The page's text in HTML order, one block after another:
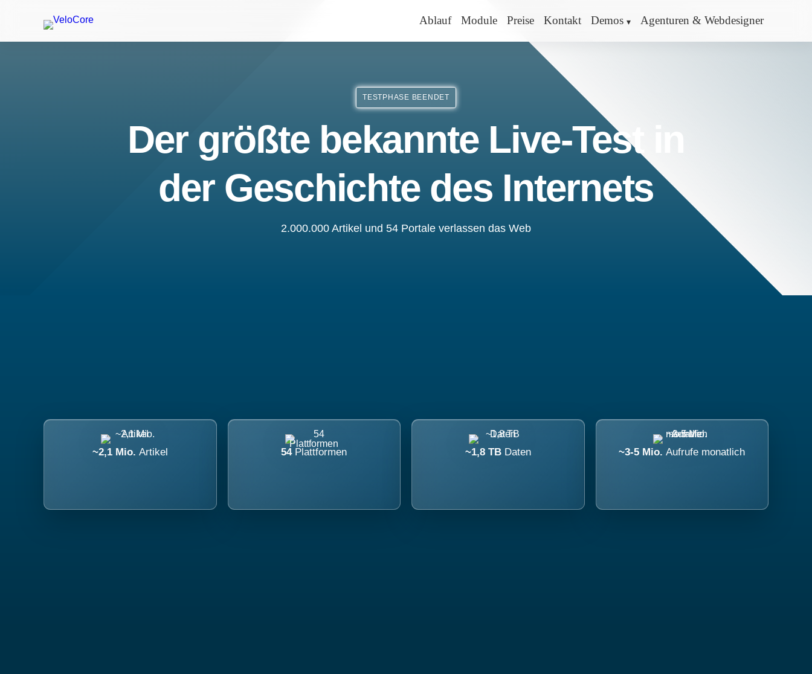
Ablauf Module Preise Kontakt Demos Agenturen & Webdesigner
TESTPHASE BEENDET
Der größte bekannte Live-Test in
der Geschichte des Internets
2.000.000 Artikel und 54 Portale verlassen das Web
~2,1 Mio. Artikel 54 Plattformen ~1,8 TB Daten ~3-5 Mio.Aufrufe monatlich